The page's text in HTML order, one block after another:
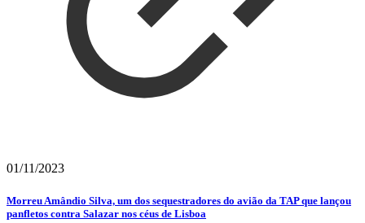
01/11/2023
Morreu Amândio Silva, um dos sequestradores do avião da TAP que lançou
panfletos contra Salazar nos céus de Lisboa